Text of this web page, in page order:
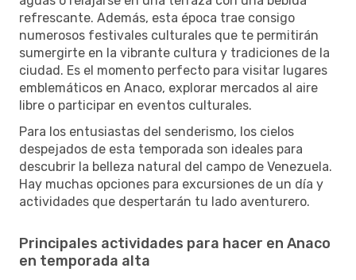
refrescante. Además, esta época trae consigo
numerosos festivales culturales que te permitirán
sumergirte en la vibrante cultura y tradiciones de la
ciudad. Es el momento perfecto para visitar lugares
emblemáticos en Anaco, explorar mercados al aire
libre o participar en eventos culturales.
Para los entusiastas del senderismo, los cielos
despejados de esta temporada son ideales para
descubrir la belleza natural del campo de Venezuela.
Hay muchas opciones para excursiones de un día y
actividades que despertarán tu lado aventurero.
Principales actividades para hacer en Anaco
en temporada alta